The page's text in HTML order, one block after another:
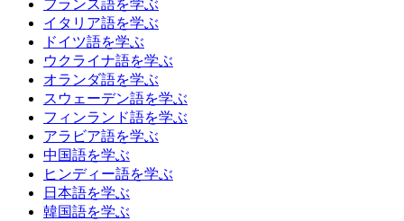
フランス語を学ぶ
イタリア語を学ぶ
ドイツ語を学ぶ
ウクライナ語を学ぶ
オランダ語を学ぶ
スウェーデン語を学ぶ
フィンランド語を学ぶ
アラビア語を学ぶ
中国語を学ぶ
ヒンディー語を学ぶ
日本語を学ぶ
韓国語を学ぶ